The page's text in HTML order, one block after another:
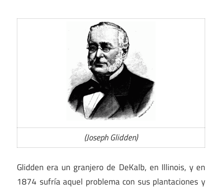
(Joseph Glidden)
Glidden era un granjero de DeKalb, en Illinois, y en
1874 sufría aquel problema con sus plantaciones y